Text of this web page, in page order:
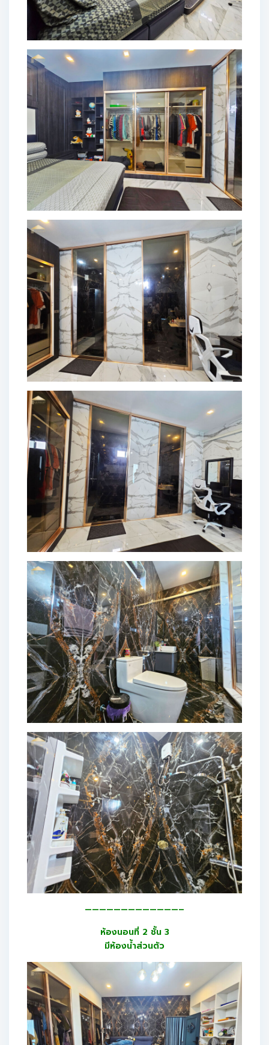
—————————————–
ห้องนอนที่ 2 ชั้น 3
มีห้องน้ำส่วนตัว